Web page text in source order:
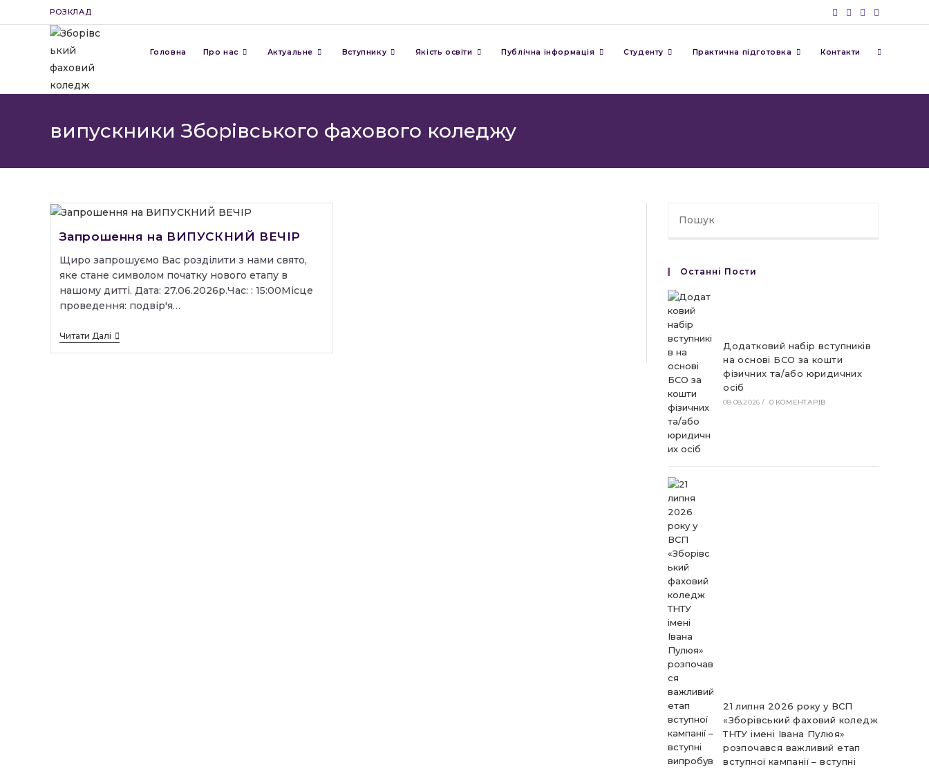
до
РОЗКЛАД
Головна Про нас Актуальне Вступнику Якість освіти Публічна інформація Студенту Практична підготовка Контакти
випускники Зборівського фахового коледжу
Запрошення на ВИПУСКНИЙ ВЕЧІР
Щиро запрошуємо Вас розділити з нами свято,
яке стане символом початку нового етапу в
нашому дитті. Дата: 27.06.2026р.Час: : 15:00Місце
проведення: подвір'я…
Читати ДаліЗапрошення
На
Останні Пости
Додатковий набір вступників
на основі БСО за кошти
фізичних та/або юридичних
осіб
08.08.2026 / 0 КОМЕНТАРІВ
21 липня 2026 року у ВСП
«Зборівський фаховий коледж
ТНТУ імені Івана Пулюя»
розпочався важливий етап
вступної кампанії – вступні